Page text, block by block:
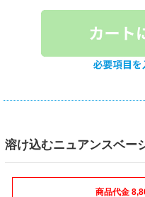
溶け込むニュアンスベー
商品代金